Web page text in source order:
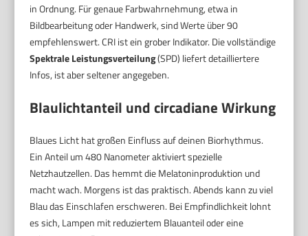
in Ordnung. Für genaue Farbwahrnehmung, etwa in
Bildbearbeitung oder Handwerk, sind Werte über 90
empfehlenswert. CRI ist ein grober Indikator. Die vollständige
Spektrale Leistungsverteilung(SPD) liefert detailliertere
Infos, ist aber seltener angegeben.
Blaulichtanteil und circadiane Wirkung
Blaues Licht hat großen Einfluss auf deinen Biorhythmus.
Ein Anteil um 480 Nanometer aktiviert spezielle
Netzhautzellen. Das hemmt die Melatoninproduktion und
macht wach. Morgens ist das praktisch. Abends kann zu viel
Blau das Einschlafen erschweren. Bei Empfindlichkeit lohnt
es sich, Lampen mit reduziertem Blauanteil oder eine